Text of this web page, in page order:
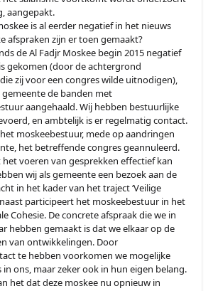
aangepakt.
is al eerder negatief in het nieuws
afspraken zijn er toen gemaakt?
de Al Fadjr Moskee begin 2015 negatief
gekomen (door de achtergrond
zij voor een congres wilde uitnodigen),
gemeente de banden met
aangehaald. Wij hebben bestuurlijke
en ambtelijk is er regelmatig contact.
moskeebestuur, mede op aandringen
het betreffende congres geannuleerd.
voeren van gesprekken effectief kan
wij als gemeente een bezoek aan de
in het kader van het traject ‘Veilige
participeert het moskeebestuur in het
Cohesie. De concrete afspraak die we in
hebben gemaakt is dat we elkaar op de
van ontwikkelingen. Door
te hebben voorkomen we mogelijke
in ons, maar zeker ook in hun eigen belang.
het dat deze moskee nu opnieuw in